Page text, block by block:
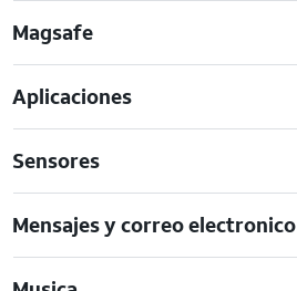
Magsafe
Aplicaciones
Sensores
Mensajes y correo electronico